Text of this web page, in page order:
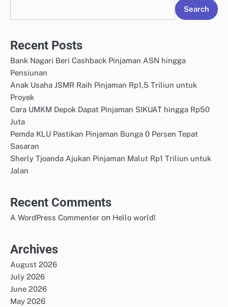
Search
Recent Posts
Bank Nagari Beri Cashback Pinjaman ASN hingga
Pensiunan
Anak Usaha JSMR Raih Pinjaman Rp1,5 Triliun untuk
Proyek
Cara UMKM Depok Dapat Pinjaman SIKUAT hingga Rp50
Juta
Pemda KLU Pastikan Pinjaman Bunga 0 Persen Tepat
Sasaran
Sherly Tjoanda Ajukan Pinjaman Malut Rp1 Triliun untuk
Jalan
Recent Comments
A WordPress Commenter on Hello world!
Archives
August 2026
July 2026
June 2026
May 2026